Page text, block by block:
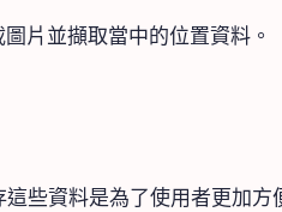
片並擷取當中的位置資料。
些資料是為了使用者更加方